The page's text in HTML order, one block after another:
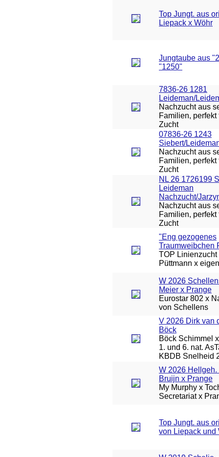
Top Jungt. aus
Liepack x Wöhr
Jungtaube aus
"1250"
7836-26 1281
Leideman/
Nachzucht aus
Familien, perfekt
Zucht
07836-26 1243
Siebert/
Nachzucht aus
Familien, perfekt
Zucht
NL 26 1726199
Leideman
Nachzucht/
Nachzucht aus
Familien, perfekt
Zucht
"Eng gezogenes
Traumweibchen
TOP Linienzucht
Püttmann x
W 2026
Meier x Prange
Eurostar 802 x
von Schellens
V 2026 Dirk van
Böck
Böck Schimmel
1. und 6. nat.
KBDB Snelheid
W 2026 Hellgeh.
Bruijn x Prange
My Murphy x
Secretariat x
Top Jungt. aus
von Liepack und